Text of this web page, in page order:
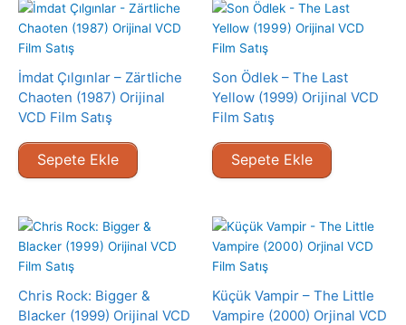
İmdat Çılgınlar – Zärtliche
Chaoten (1987) Orijinal
VCD Film Satış
Sepete Ekle
Son Ödlek – The Last
Yellow (1999) Orijinal VCD
Film Satış
Sepete Ekle
Chris Rock: Bigger &
Blacker (1999) Orijinal VCD
Küçük Vampir – The Little
Vampire (2000) Orjinal VCD